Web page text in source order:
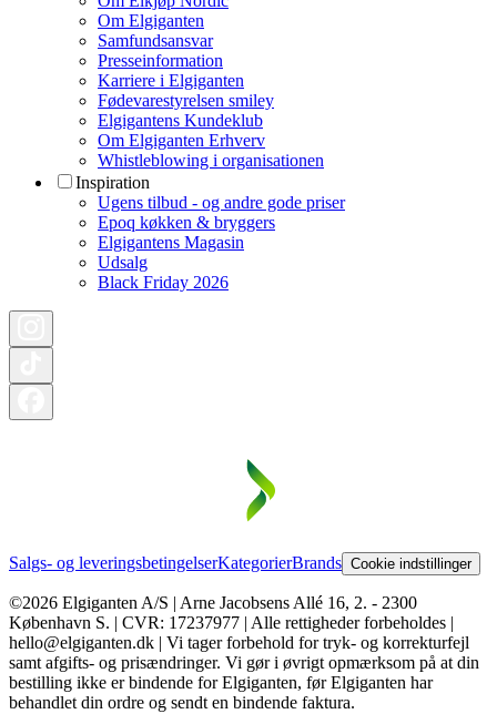
Om Elgiganten
Samfundsansvar
Presseinformation
Karriere i Elgiganten
Fødevarestyrelsen smiley
Elgigantens Kundeklub
Om Elgiganten Erhverv
Whistleblowing i organisationen
Inspiration
Ugens tilbud - og andre gode priser
Epoq køkken & bryggers
Elgigantens Magasin
Udsalg
Black Friday 2026
Salgs- og leveringsbetingelserKategorierBrands Cookie indstillinger
©2026 Elgiganten A/S | Arne Jacobsens Allé 16, 2. - 2300
København S. | CVR: 17237977 | Alle rettigheder forbeholdes |
hello@elgiganten.dk | Vi tager forbehold for tryk- og korrekturfejl
samt afgifts- og prisændringer. Vi gør i øvrigt opmærksom på at din
bestilling ikke er bindende for Elgiganten, før Elgiganten har
behandlet din ordre og sendt en bindende faktura.